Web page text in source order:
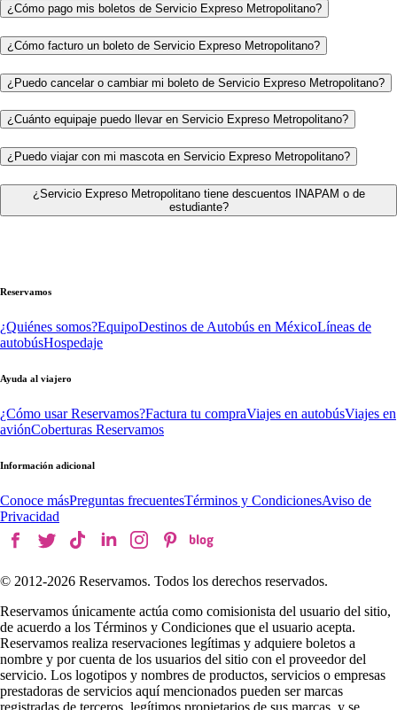
¿Cómo pago mis boletos de Servicio Expreso Metropolitano?
¿Cómo facturo un boleto de Servicio Expreso Metropolitano?
¿Puedo cancelar o cambiar mi boleto de Servicio Expreso Metropolitano?
¿Cuánto equipaje puedo llevar en Servicio Expreso Metropolitano?
¿Puedo viajar con mi mascota en Servicio Expreso Metropolitano?
¿Servicio Expreso Metropolitano tiene descuentos INAPAM o de
estudiante?
Reservamos
¿Quiénes somos?EquipoDestinos de Autobús en MéxicoLíneas de
autobúsHospedaje
Ayuda al viajero
¿Cómo usar Reservamos?Factura tu compraViajes en autobúsViajes en
aviónCoberturas Reservamos
Información adicional
Conoce másPreguntas frecuentesTérminos y CondicionesAviso de
Privacidad
© 2012-2026 Reservamos. Todos los derechos reservados.
Reservamos únicamente actúa como comisionista del usuario del sitio,
de acuerdo a los Términos y Condiciones que el usuario acepta.
Reservamos realiza reservaciones legítimas y adquiere boletos a
nombre y por cuenta de los usuarios del sitio con el proveedor del
servicio. Los logotipos y nombres de productos, servicios o empresas
prestadoras de servicios aquí mencionados pueden ser marcas